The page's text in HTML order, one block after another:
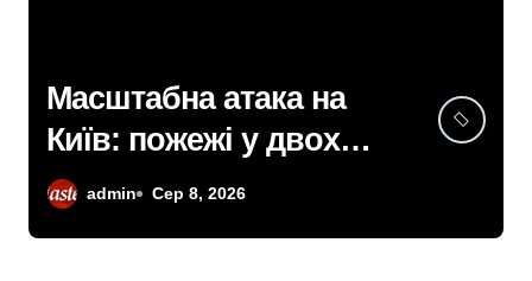
У Києві підрядницю
звинувачують у
розкраданні понад пів
admin Сер 8, 2026